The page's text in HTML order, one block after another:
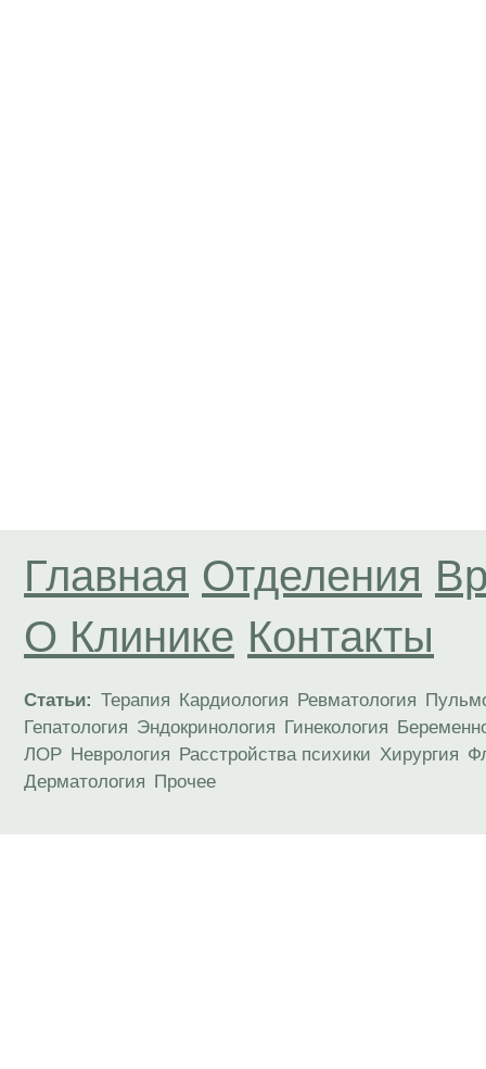
Главная Отделения
О Клинике Контакты
Статьи: Терапия Кардиология Ревматология
Гепатология Эндокринология Гинекология
ЛОР Неврология Расстройства психики Хирургия
Дерматология Прочее